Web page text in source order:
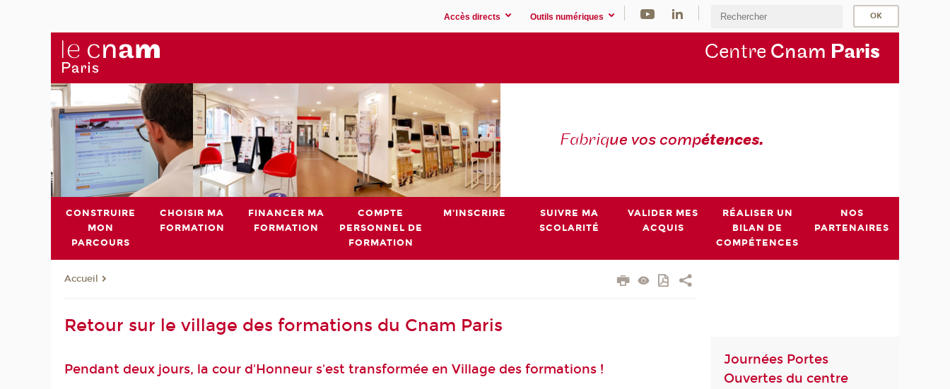
Accès directs Outils numériques
Centre Cnam Paris
Fabrique vos compétences.
CONSTRUIRE
MON
PARCOURS
CHOISIR MA
FORMATION
FINANCER MA
FORMATION
COMPTE
PERSONNEL DE
FORMATION
M'INSCRIRE
SUIVRE MA
SCOLARITÉ
VALIDER MES
ACQUIS
RÉALISER UN
BILAN DE
COMPÉTENCES
NOS
PARTENAIRES
Accueil
Retour sur le village des formations du Cnam Paris
Pendant deux jours, la cour d'Honneur s'est transformée en Village des formations !
Journées Portes
Ouvertes du centre